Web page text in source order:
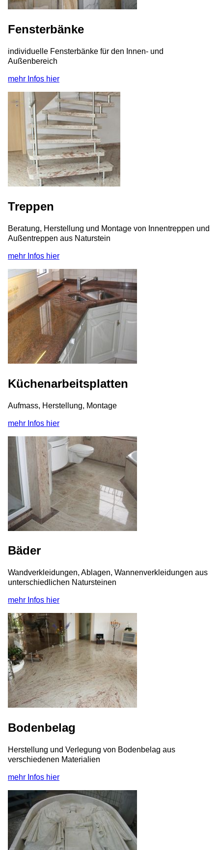
Fensterbänke
individuelle Fensterbänke für den Innen- und
Außenbereich
mehr Infos hier
Treppen
Beratung, Herstellung und Montage von Innentreppen und
Außentreppen aus Naturstein
mehr Infos hier
Küchenarbeitsplatten
Aufmass, Herstellung, Montage
mehr Infos hier
Bäder
Wandverkleidungen, Ablagen, Wannenverkleidungen aus
unterschiedlichen Natursteinen
mehr Infos hier
Bodenbelag
Herstellung und Verlegung von Bodenbelag aus
verschiedenen Materialien
mehr Infos hier